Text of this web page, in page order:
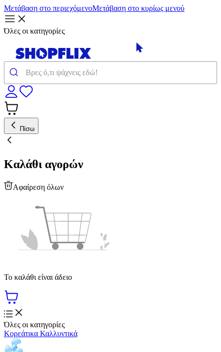
Μετάβαση στο περιεχόμενοΜετάβαση στο κυρίως μενού
Όλες οι κατηγορίες
Πίσω
Καλάθι αγορών
Αφαίρεση όλων
Το καλάθι είναι άδειο
Όλες οι κατηγορίες
Κορεάτικα Καλλυντικά